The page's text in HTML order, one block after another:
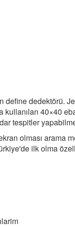
define dedektörü.
kullanılan 40×40
tespitler
olması arama
ilk olma